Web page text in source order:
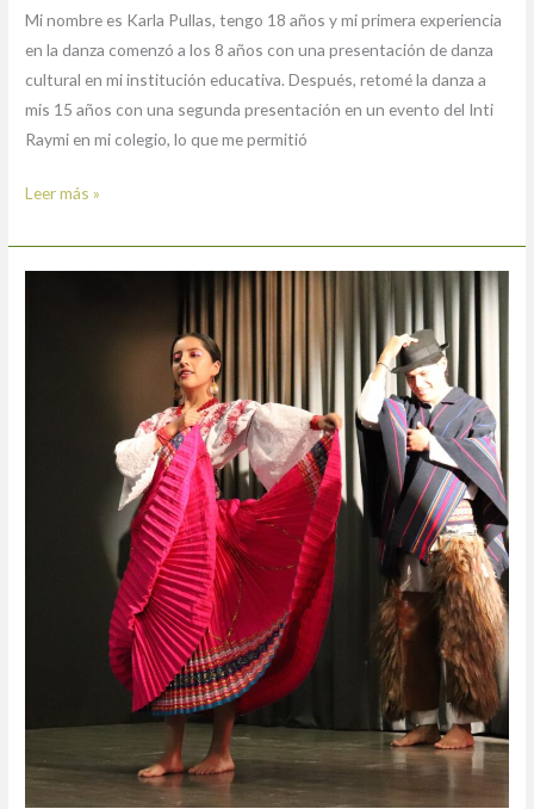
Mi nombre es Karla Pullas, tengo 18 años y mi primera experiencia
en la danza comenzó a los 8 años con una presentación de danza
cultural en mi institución educativa. Después, retomé la danza a
mis 15 años con una segunda presentación en un evento del Inti
Raymi en mi colegio, lo que me permitió
Leer más »